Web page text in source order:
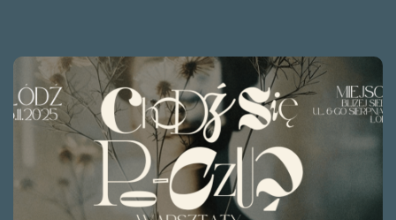
Czasem nasze ciało wie o nas więcej, niż jesteśmy w stanie